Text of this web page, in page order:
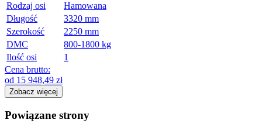
Rodzaj osi
Hamowana
Długość
3320 mm
Szerokość
2250 mm
DMC
800-1800 kg
Ilość osi
1
Cena brutto:
od 15 948,49 zł
Zobacz więcej
Powiązane strony